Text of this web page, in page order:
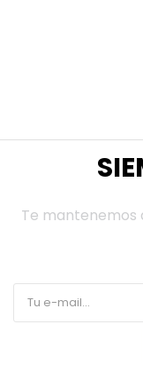
Te mantenemos